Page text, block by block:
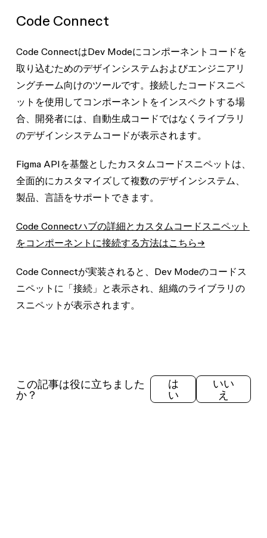
Code Connect
Code ConnectはDev Modeにコンポーネントコードを
取り込むためのデザインシステムおよびエンジニアリ
ングチーム向けのツールです。接続したコードスニペ
ットを使用してコンポーネントをインスペクトする場
合、開発者には、自動生成コードではなくライブラリ
のデザインシステムコードが表示されます。
Figma APIを基盤としたカスタムコードスニペットは、
全面的にカスタマイズして複数のデザインシステム、
製品、言語をサポートできます。
Code Connectハブの詳細とカスタムコードスニペット
をコンポーネントに接続する方法はこちら→
Code Connectが実装されると、Dev Modeのコードス
ニペットに
「接続」
と表示され、組織のライブラリの
スニペットが表示されます。
この記事は役に立ちました
か？
は
い
いい
え